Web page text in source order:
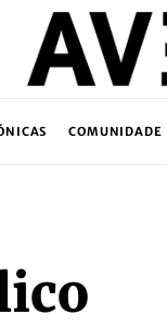
COMUNIDADE